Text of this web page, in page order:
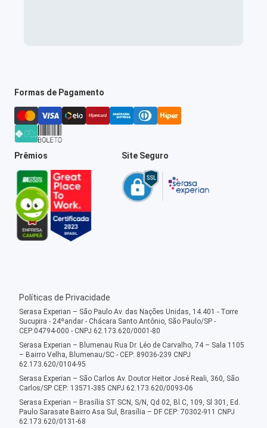
Formas de Pagamento
Prêmios Site Seguro
Políticas de Privacidade
Serasa Experian – São Paulo Av. das Nações Unidas, 14.401 - Torre
Sucupira - 24ºandar - Chácara Santo Antônio, São Paulo/SP -
CEP:04794-000 - CNPJ 62.173.620/0001-80
Serasa Experian – Blumenau Rua Dr. Léo de Carvalho, 74 – Sala 1105
– Bairro Velha, Blumenau/SC - CEP: 89036-239 CNPJ
62.173.620/0104-95
Serasa Experian – São Carlos Av. Doutor Heitor José Reali, 360, São
Carlos/SP CEP: 13571-385 CNPJ 62.173.620/0093-06
Serasa Experian – Brasília ST SCN, S/N, Qd 02, Bl C, 109, Sl 301, Ed.
Paulo Sarasate Bairro Asa Sul, Brasília – DF CEP: 70302-911 CNPJ
62.173.620/0131-68